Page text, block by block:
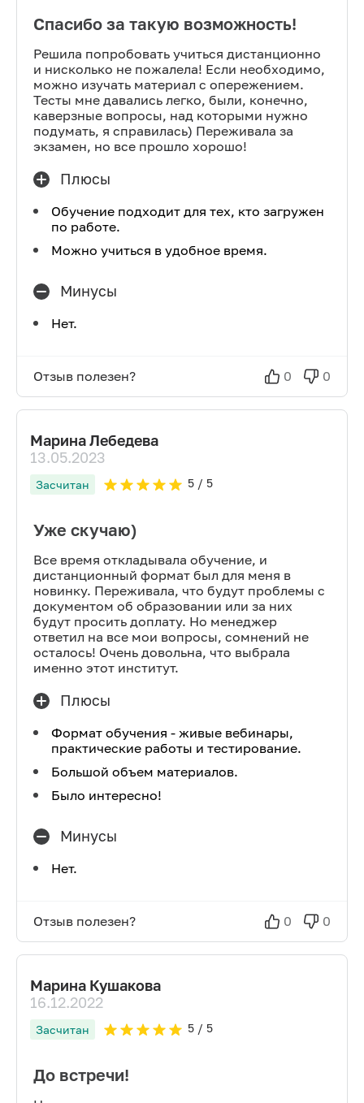
Спасибо за такую возможность!
Решила попробовать учиться дистанционно
и нисколько не пожалела! Если необходимо,
можно изучать материал с опережением.
Тесты мне давались легко, были, конечно,
каверзные вопросы, над которыми нужно
подумать, я справилась) Переживала за
экзамен, но все прошло хорошо!
Плюсы
Обучение подходит для тех, кто загружен
по работе.
Можно учиться в удобное время.
Минусы
Нет.
Отзыв полезен? 0 0
Марина Лебедева
13.05.2023
Засчитан 5/ 5
Уже скучаю)
Все время откладывала обучение, и
дистанционный формат был для меня в
новинку. Переживала, что будут проблемы с
документом об образовании или за них
будут просить доплату. Но менеджер
ответил на все мои вопросы, сомнений не
осталось! Очень довольна, что выбрала
именно этот институт.
Плюсы
Формат обучения - живые вебинары,
практические работы и тестирование.
Большой объем материалов.
Было интересно!
Минусы
Нет.
Отзыв полезен? 0 0
Марина Кушакова
16.12.2022
Засчитан 5/ 5
До встречи!